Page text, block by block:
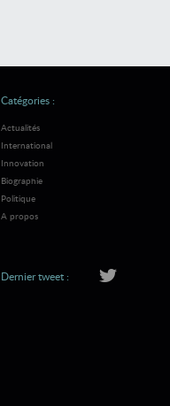
Catégories :
Actualités
International
Innovation
Biographie
Politique
A propos
Dernier tweet :